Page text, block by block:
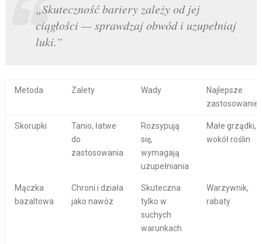
„Skuteczność bariery zależy od jej
ciągłości — sprawdzaj obwód i uzupełniaj
luki.”
Metoda Zalety Wady
Najlepsze
zastosowanie
Skorupki
Tanio, łatwe
do
zastosowania
Rozsypują
się,
wymagają
uzupełniania
Małe grządki,
wokół roślin
Mączka
bazaltowa
Chroni i działa
jako nawóz
Skuteczna
tylko w
suchych
warunkach
Warzywnik,
rabaty